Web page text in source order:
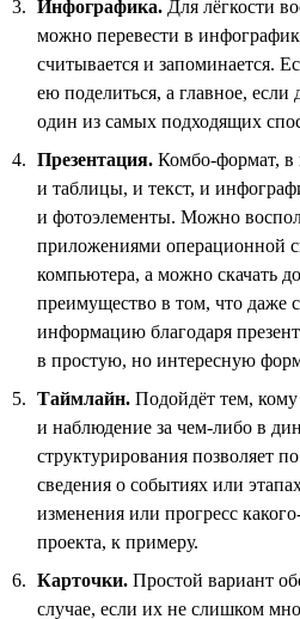
Инфографика. Для лёгкости
можно перевести в
считывается и запоминается.
ею поделиться, а главное,
один из самых подходящих
Презентация. Комбо-формат, в
и таблицы, и текст, и
и фотоэлементы. Можно
приложениями операционной
компьютера, а можно скачать
преимущество в том, что даже
информацию благодаря
в простую, но интересную
Таймлайн. Подойдёт тем,
и наблюдение за чем-либо в
структурирования позволяет
сведения о событиях или
изменения или прогресс
проекта, к примеру.
Карточки. Простой вариант
случае, если их не слишком